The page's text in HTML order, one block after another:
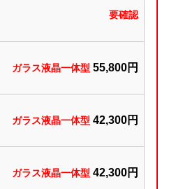
要確認
ガラス液晶一体型 55,800円
ガラス液晶一体型 42,300円
ガラス液晶一体型 42,300円